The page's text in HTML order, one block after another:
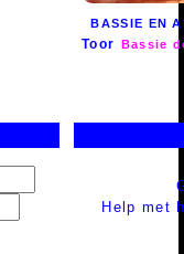
BASSIE EN
Toor Bassie
Help met